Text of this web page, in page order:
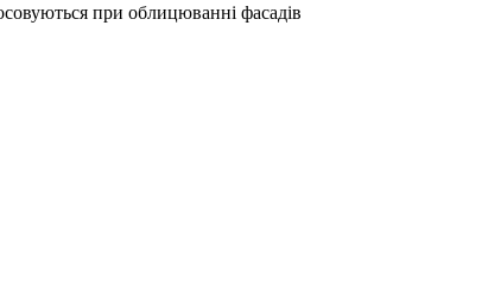
при облицюванні фасадів